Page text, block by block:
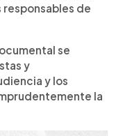
responsables de
se
y
y los
la